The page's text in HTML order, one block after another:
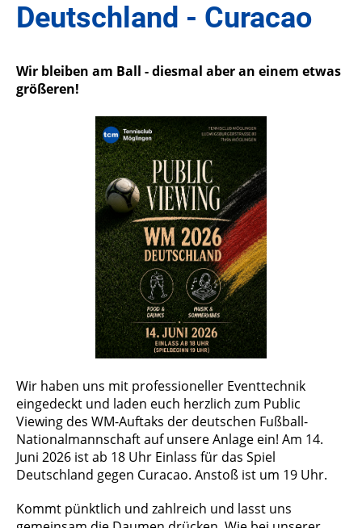
Deutschland - Curacao
Wir bleiben am Ball - diesmal aber an einem etwas
größeren!
Wir haben uns mit professioneller Eventtechnik
eingedeckt und laden euch herzlich zum Public
Viewing des WM-Auftaks der deutschen Fußball-
Nationalmannschaft auf unsere Anlage ein! Am 14.
Juni 2026 ist ab 18 Uhr Einlass für das Spiel
Deutschland gegen Curacao. Anstoß ist um 19 Uhr.
Kommt pünktlich und zahlreich und lasst uns